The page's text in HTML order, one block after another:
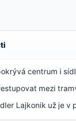
centrum i
mezi
Lajkonik už je v